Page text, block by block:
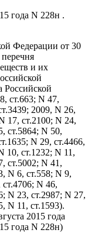
года N 228н .
Федерации от 30
и их
Российской
ст.663; N 47,
2009, N 26,
17, ст.2100; N 24,
ст.5864; N 50,
N 29, ст.4466,
10, ст.1232; N 11,
ст.5002; N 41,
N 6, ст.558; N 9,
N 46,
N 23, ст.2987; N 27,
N 11, ст.1593).
2015 года
года N 228н)